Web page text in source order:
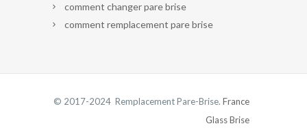
comment changer pare brise
comment remplacement pare brise
© 2017-2024 Remplacement Pare-Brise. France
Glass Brise